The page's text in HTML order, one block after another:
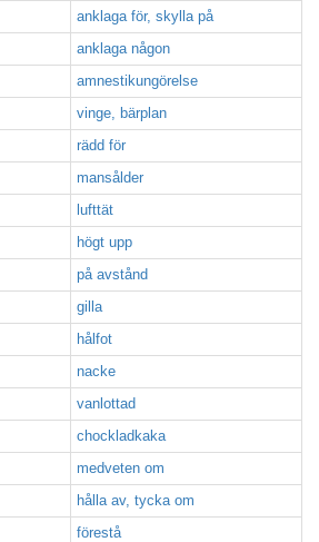
anklaga för, skylla på
anklaga någon
amnestikungörelse
vinge, bärplan
rädd för
mansålder
lufttät
högt upp
på avstånd
gilla
hålfot
nacke
vanlottad
chockladkaka
medveten om
hålla av, tycka om
förestå